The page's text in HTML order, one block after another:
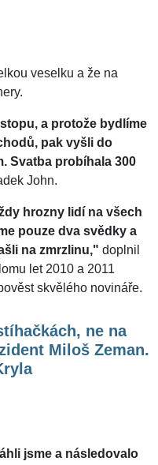
veselku a že na
a protože bydlíme
pak vyšli do
Svatba probíhala 300
John.
hrozny lidí na všech
pouze dva svědky a
na zmrzlinu," doplnil
let 2010 a 2011
skvělého novináře.
ne na
Miloš Zeman.
jsme a následovalo